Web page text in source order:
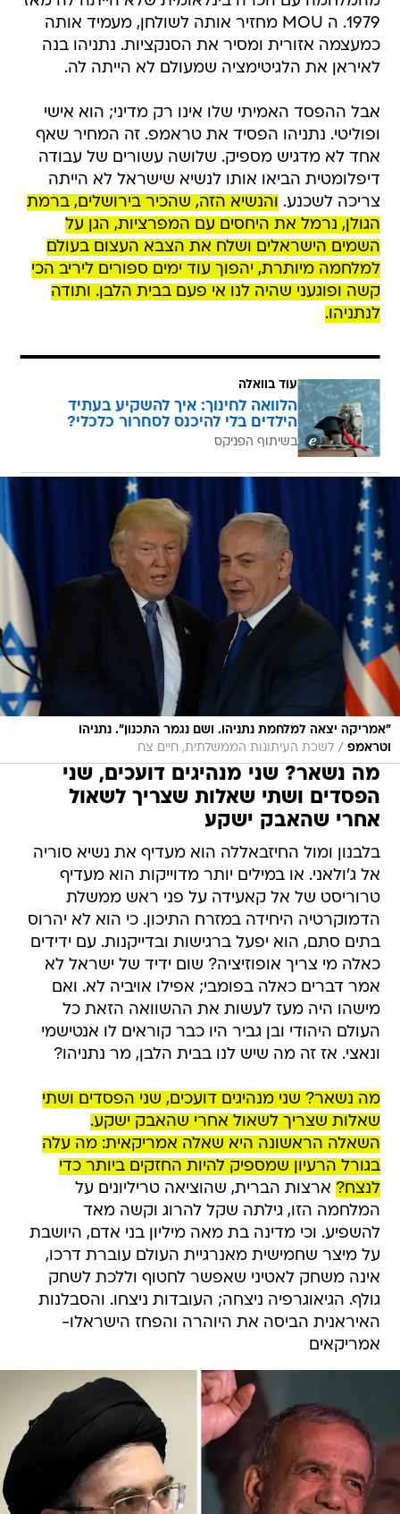
1979. ה MOU מחזיר אותה לשולחן, מעמיד אותה
כמעצמה אזורית ומסיר את הסנקציות. נתניהו בנה
לאיראן את הלגיטימציה שמעולם לא הייתה לה.
אבל ההפסד האמיתי שלו אינו רק מדיני; הוא אישי
ופוליטי. נתניהו הפסיד את טראמפ. זה המחיר שאף
אחד לא מדגיש מספיק. שלושה עשורים של עבודה
דיפלומטית הביאו אותו לנשיא שישראל לא הייתה
צריכה לשכנע. והנשיא הזה, שהכיר בירושלים, ברמת
הגולן, נרמל את היחסים עם המפרציות, הגן על
השמים הישראלים ושלח את הצבא העצום בעולם
למלחמה מיותרת, יהפוך עוד ימים ספורים ליריב הכי
קשה ופוגעני שהיה לנו אי פעם בבית הלבן. ותודה
לנתניהו.
עוד בוואלה
הלוואה לחינוך: איך להשקיע בעתיד
הילדים בלי להיכנס לסחרור כלכלי?
בשיתוף הפניקס
"אמריקה יצאה למלחמת נתניהו. ושם נגמר התכנון". נתניהו
וטראמפ / לשכת העיתונות הממשלתית, חיים צח
מה נשאר? שני מנהיגים דועכים, שני
הפסדים ושתי שאלות שצריך לשאול
אחרי שהאבק ישקע
בלבנון ומול החיזבאללה הוא מעדיף את נשיא סוריה
אל ג'ולאני. או במילים יותר מדוייקות הוא מעדיף
טרוריסט של אל קאעידה על פני ראש ממשלת
הדמוקרטיה היחידה במזרח התיכון. כי הוא לא יהרוס
בתים סתם, הוא יפעל ברגישות ובדייקנות. עם ידידים
כאלה מי צריך אופוזיציה? שום ידיד של ישראל לא
אמר דברים כאלה בפומבי; אפילו אויביה לא. ואם
מישהו היה מעז לעשות את ההשוואה הזאת כל
העולם היהודי ובן גביר היו כבר קוראים לו אנטישמי
ונאצי. אז זה מה שיש לנו בבית הלבן, מר נתניהו?
מה נשאר? שני מנהיגים דועכים, שני הפסדים ושתי
שאלות שצריך לשאול אחרי שהאבק ישקע.
השאלה הראשונה היא שאלה אמריקאית: מה עלה
בגורל הרעיון שמספיק להיות החזקים ביותר כדי
לנצח? ארצות הברית, שהוציאה טריליונים על
המלחמה הזו, גילתה שקל להרוג וקשה מאד
להשפיע. וכי מדינה בת מאה מיליון בני אדם, היושבת
על מיצר שחמישית מאנרגיית העולם עוברת דרכו,
אינה משחק לאטיני שאפשר לחטוף וללכת לשחק
גולף. הגיאוגרפיה ניצחה; העובדות ניצחו. והסבלנות
האיראנית הביסה את היוהרה והפחז הישראלו-
אמריקאים